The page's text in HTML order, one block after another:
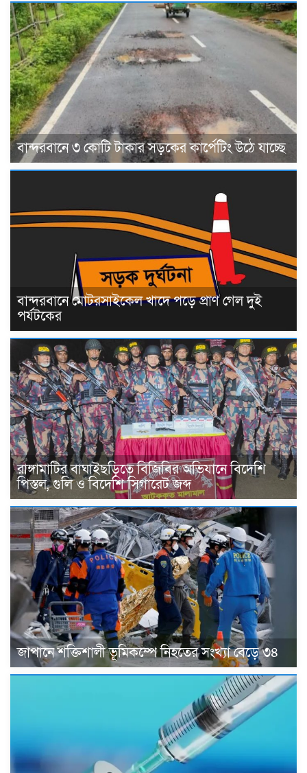
বান্দরবানে ৩ কোটি টাকার সড়কের কার্পেটিং উঠে যাচ্ছে
বান্দরবানে মোটরসাইকেল খাদে পড়ে প্রাণ গেল দুই
পর্যটকের
রাঙ্গামাটির বাঘাইছড়িতে বিজিবির অভিযানে বিদেশি
পিস্তল, গুলি ও বিদেশি সিগারেট জব্দ
জাপানে শক্তিশালী ভূমিকম্পে নিহতের সংখ্যা বেড়ে ৩৪